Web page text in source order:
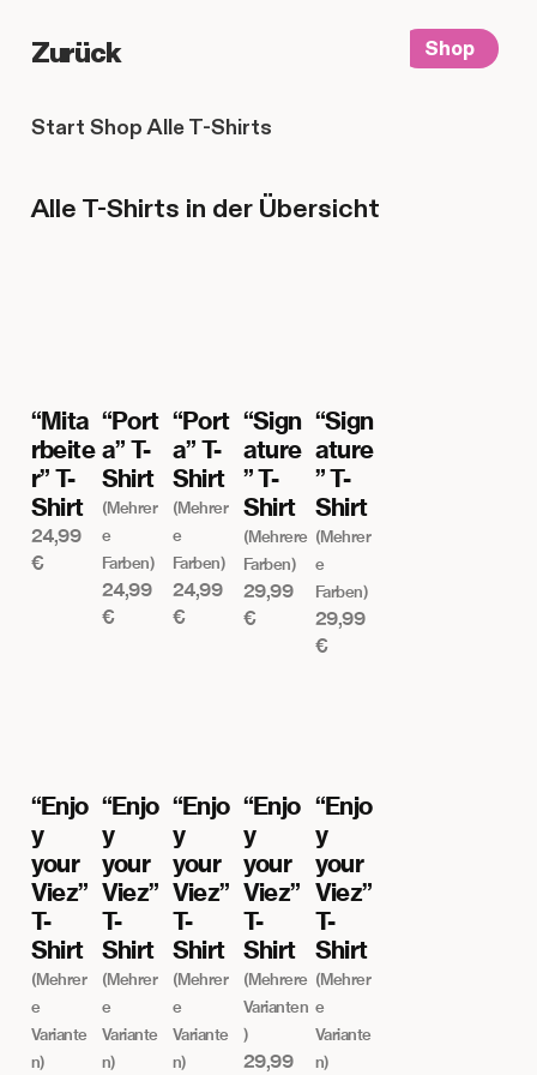
Zurück
Start Shop Alle T-Shirts
Alle T-Shirts in der Übersicht
“Mita
rbeite
r” T-
Shirt
24,99
€
“Port
a” T-
Shirt
(Mehrer
e
Farben)
24,99
€
“Port
a” T-
Shirt
(Mehrer
e
Farben)
24,99
€
“Sign
ature
” T-
Shirt
(Mehrere
Farben)
29,99
€
“Sign
ature
” T-
Shirt
(Mehrer
e
Farben)
29,99
€
“Enjo
y
your
Viez”
T-
Shirt
(Mehrer
e
Variante
n)
“Enjo
y
your
Viez”
T-
Shirt
(Mehrer
e
Variante
n)
“Enjo
y
your
Viez”
T-
Shirt
(Mehrer
e
Variante
n)
“Enjo
y
your
Viez”
T-
Shirt
(Mehrere
Varianten
)
29,99
“Enjo
y
your
Viez”
T-
Shirt
(Mehrer
e
Variante
n)
Shop
Impressum
Datenschutzerklärung
Versandbedingungen
AGB
Widerrufsrecht
E-Mail: team@fuenfvier.com
© Copyright fünfvier. 2025